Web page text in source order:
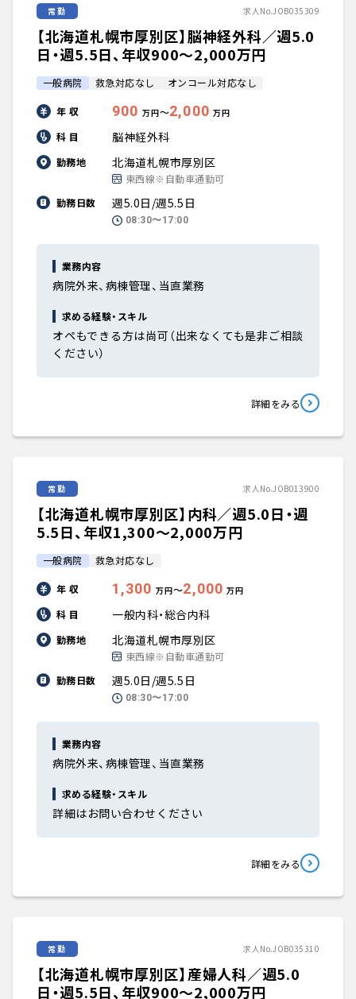
常勤 求人No.JOB035309
【北海道札幌市厚別区】脳神経外科／週5.0
日・週5.5日、年収900〜2,000万円
一般病院 救急対応なし オンコール対応なし
年 収 900 万円〜2,000 万円
科 目 脳神経外科
勤務地 北海道札幌市厚別区
東西線※自動車通勤可
勤務日数
週5.0日/週5.5日
08:30〜17:00
業務内容
病院外来、病棟管理、当直業務
求める経験・スキル
オペもできる方は尚可（出来なくても是非ご相談
ください）
詳細をみる
常勤 求人No.JOB013900
【北海道札幌市厚別区】内科／週5.0日・週
5.5日、年収1,300〜2,000万円
一般病院 救急対応なし
年 収 1,300 万円〜2,000 万円
科 目 一般内科・総合内科
勤務地 北海道札幌市厚別区
東西線※自動車通勤可
勤務日数
週5.0日/週5.5日
08:30〜17:00
業務内容
病院外来、病棟管理、当直業務
求める経験・スキル
詳細はお問い合わせください
詳細をみる
常勤 求人No.JOB035310
【北海道札幌市厚別区】産婦人科／週5.0
日・週5.5日、年収900〜2,000万円